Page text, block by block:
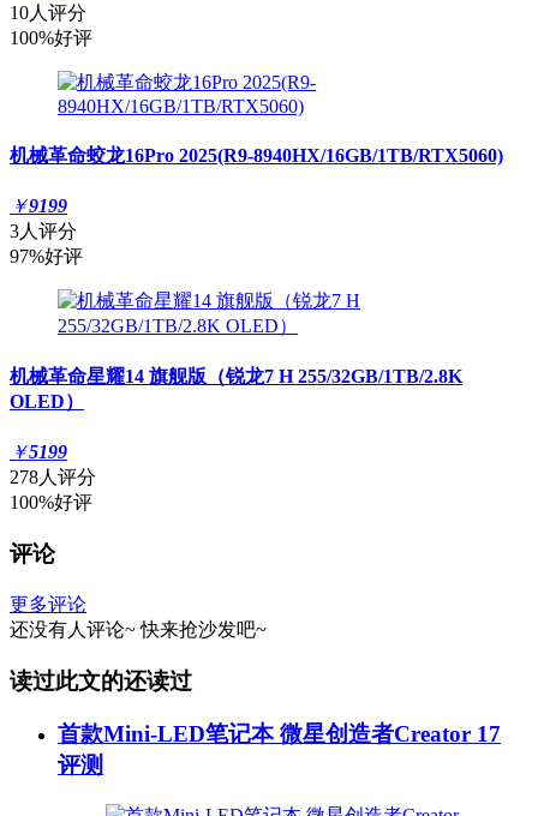
10人评分
100%好评
机械革命蛟龙16Pro 2025(R9-8940HX/16GB/1TB/RTX5060)
￥9199
3人评分
97%好评
机械革命星耀14 旗舰版（锐龙7 H 255/32GB/1TB/2.8K
OLED）
￥5199
278人评分
100%好评
评论
更多评论
还没有人评论~ 快来抢沙发吧~
读过此文的还读过
首款Mini-LED笔记本 微星创造者Creator 17
评测